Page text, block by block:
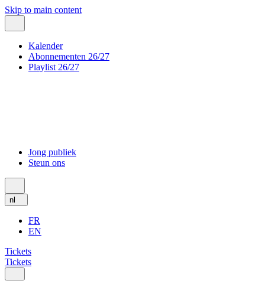
Skip to main content
Kalender
Abonnementen 26/27
Playlist 26/27
Jong publiek
Steun ons
nl
FR
EN
Tickets
Tickets